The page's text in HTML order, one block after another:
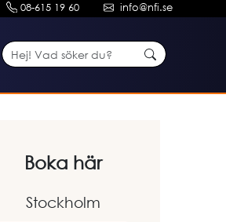
08-615 19 60 info@nfi.se
Boka här
Stockholm